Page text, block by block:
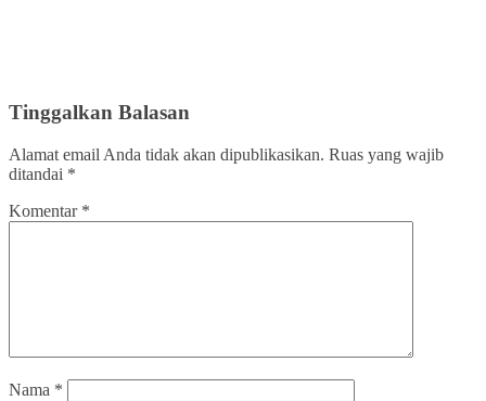
Tinggalkan Balasan
Alamat email Anda tidak akan dipublikasikan. Ruas yang wajib
ditandai *
Komentar *
Nama *